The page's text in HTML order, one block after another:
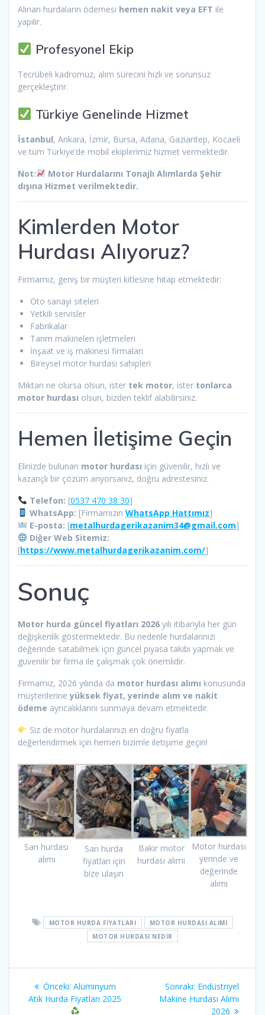
Alınan hurdaların ödemesi hemen nakit veya EFT ile
yapılır.
Profesyonel Ekip
Tecrübeli kadromuz, alım sürecini hızlı ve sorunsuz
gerçekleştirir.
Türkiye Genelinde Hizmet
İstanbul, Ankara, İzmir, Bursa, Adana, Gaziantep, Kocaeli
ve tüm Türkiye’de mobil ekiplerimiz hizmet vermektedir.
Not:
Motor Hurdalarını Tonajlı Alımlarda Şehir
dışına Hizmet verilmektedir.
Kimlerden Motor
Hurdası Alıyoruz?
Firmamız, geniş bir müşteri kitlesine hitap etmektedir:
Oto sanayi siteleri
Yetkili servisler
Fabrikalar
Tarım makineleri işletmeleri
İnşaat ve iş makinesi firmaları
Bireysel motor hurdası sahipleri
Miktarı ne olursa olsun, ister tek motor, ister tonlarca
motor hurdası olsun, bizden teklif alabilirsiniz.
Hemen İletişime Geçin
Elinizde bulunan motor hurdası için güvenilir, hızlı ve
kazançlı bir çözüm arıyorsanız, doğru adrestesiniz.
Telefon: [0537 470 38 30]
WhatsApp: [Firmamızın WhatsApp Hattımız]
E-posta: [metalhurdagerikazanim34@gmail.com]
Diğer Web Sitemiz:
[https://www.metalhurdagerikazanim.com/]
Sonuç
Motor hurda güncel fiyatları 2026 yılı itibarıyla her gün
değişkenlik göstermektedir. Bu nedenle hurdalarınızı
değerinde satabilmek için güncel piyasa takibi yapmak ve
güvenilir bir firma ile çalışmak çok önemlidir.
Firmamız, 2026 yılında da motor hurdası alımı konusunda
müşterilerineyüksek fiyat, yerinde alım ve nakit
ödeme ayrıcalıklarını sunmaya devam etmektedir.
Siz de motor hurdalarınızı en doğru fiyatla
değerlendirmek için hemen bizimle iletişime geçin!
Sarı hurdası
alımı
Sarı hurda
fiyatları için
bize ulaşın
Bakır motor
hurdası alımı
Motor hurdası
yerinde ve
değerinde
alımı
MOTOR HURDA FIYATLARI
MOTOR HURDASI ALIMI
MOTOR HURDASI NEDIR
Yazı
gezinmesi
Önceki: Önceki
yazı:
Alüminyum
Atık Hurda Fiyatları 2025
Sonraki: Sonraki
yazı:
Endüstriyel
Makine Hurdası Alımı
2026